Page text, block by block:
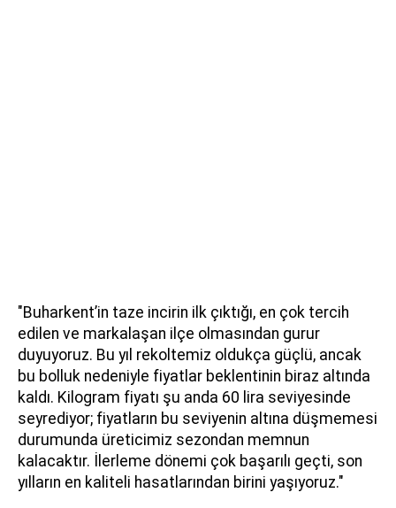
"Buharkent’in taze incirin ilk çıktığı, en çok tercih
edilen ve markalaşan ilçe olmasından gurur
duyuyoruz. Bu yıl rekoltemiz oldukça güçlü, ancak
bu bolluk nedeniyle fiyatlar beklentinin biraz altında
kaldı. Kilogram fiyatı şu anda 60 lira seviyesinde
seyrediyor; fiyatların bu seviyenin altına düşmemesi
durumunda üreticimiz sezondan memnun
kalacaktır. İlerleme dönemi çok başarılı geçti, son
yılların en kaliteli hasatlarından birini yaşıyoruz."